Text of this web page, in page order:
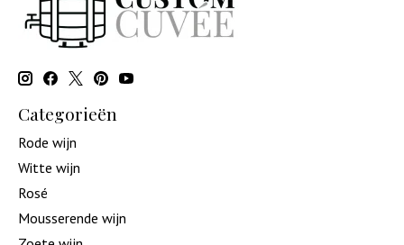
Categorieën
Rode wijn
Witte wijn
Rosé
Mousserende wijn